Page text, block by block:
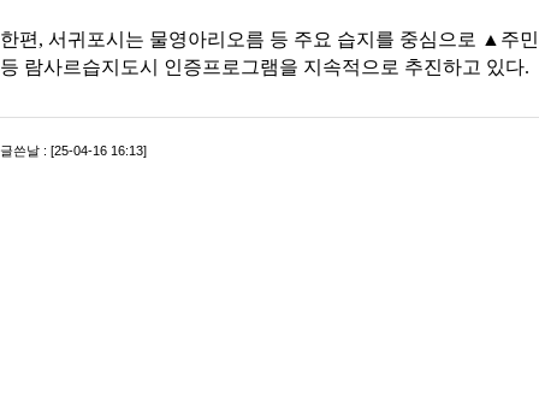
한편, 서귀포시는 물영아리오름 등 주요 습지를 중심으로 ▲
등 람사르습지도시 인증프로그램을 지속적으로 추진하고 있다.
글쓴날 : [25-04-16 16:13]